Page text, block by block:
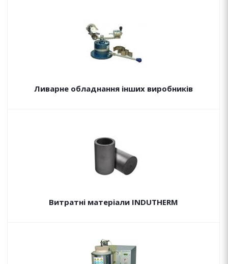
Ливарне обладнання інших виробників
Витратні матеріали INDUTHERM